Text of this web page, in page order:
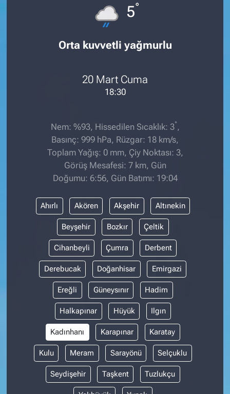
5°
Orta kuvvetli yağmurlu
20 Mart Cuma
18:30
Nem: %93, Hissedilen Sıcaklık: 3° ,
Basınç: 999 hPa, Rüzgar: 18 km/s,
Toplam Yağış: 0 mm, Çiy Noktası: 3,
Görüş Mesafesi: 7 km, Gün
Doğumu: 6:56, Gün Batımı: 19:04
Ahırlı Akören Akşehir Altınekin
Beyşehir Bozkır Çeltik
Cihanbeyli Çumra Derbent
Derebucak Doğanhisar Emirgazi
Ereğli Güneysınır Hadim
Halkapınar Hüyük Ilgın
Kadınhanı Karapınar Karatay
Kulu Meram Sarayönü Selçuklu
Seydişehir Taşkent Tuzlukçu